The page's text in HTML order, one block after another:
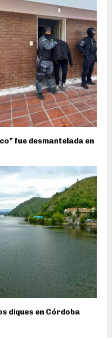
fue desmantelada en
diques en Córdoba